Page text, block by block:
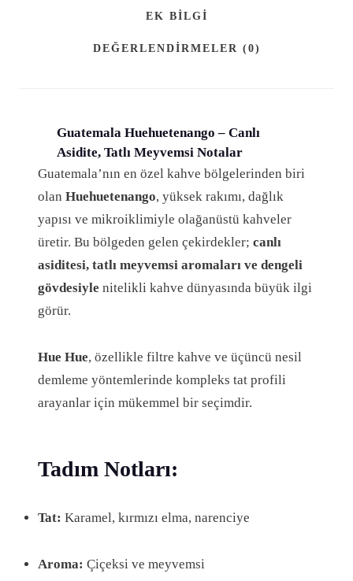
|
1
0
K
G
|
O
T
A
K
R
M
E
EK BILGI
DEĞERLENDIRMELER (0)
Guatemala Huehuetenango – Canlı
Asidite, Tatlı Meyvemsi Notalar
Guatemala’nın en özel kahve bölgelerinden biri
olan Huehuetenango, yüksek rakımı, dağlık
yapısı ve mikroiklimiyle olağanüstü kahveler
üretir. Bu bölgeden gelen çekirdekler; canlı
asiditesi, tatlı meyvemsi aromaları ve dengeli
gövdesiyle nitelikli kahve dünyasında büyük ilgi
görür.
Hue Hue, özellikle filtre kahve ve üçüncü nesil
demleme yöntemlerinde kompleks tat profili
arayanlar için mükemmel bir seçimdir.
Tadım Notları:
Tat: Karamel, kırmızı elma, narenciye
Aroma: Çiçeksi ve meyvemsi